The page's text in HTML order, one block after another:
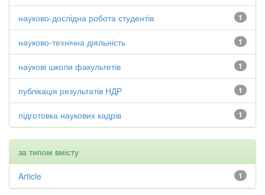
1
науково-дослідна робота студентів
1
науково-технічна діяльність
1
наукові школи факультетів
1
публікація результатів НДР
1
підготовка наукових кадрів
за типом вмісту
1
Article